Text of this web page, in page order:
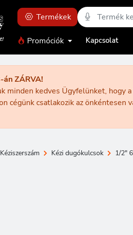
Termékek
Promóciók Kapcsolat
ZÁRVA!
minden kedves Ügyfelünket, hogy
cégünk csatlakozik az
Kéziszerszám Kézi dugókulcsok 1/2"